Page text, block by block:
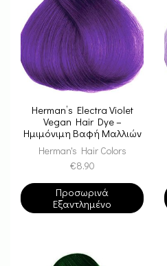
Herman’s Electra Violet
Vegan Hair Dye –
Ημιμόνιμη Βαφή Μαλλιών
Herman's Hair Colors
€8.90
Προσωρινά
Εξαντλημένο